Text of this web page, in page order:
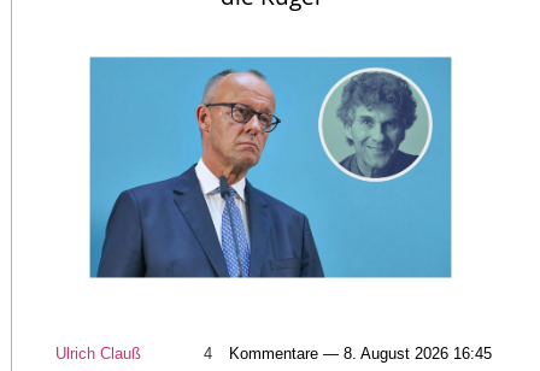
Ulrich Clauß 4 Kommentare — 8. August 2026 16:45